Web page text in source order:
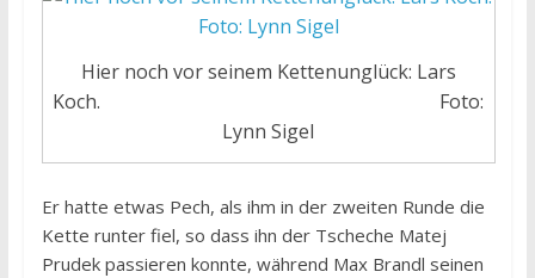
Hier noch vor seinem Kettenunglück: Lars
Koch. Foto:
Lynn Sigel
Er hatte etwas Pech, als ihm in der zweiten Runde die
Kette runter fiel, so dass ihn der Tscheche Matej
Prudek passieren konnte, während Max Brandl seinen